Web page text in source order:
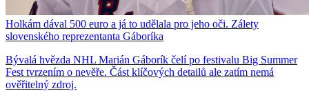
Holkám dával 500 euro a já to udělala pro jeho oči. Zálety
slovenského reprezentanta Gáboríka
Bývalá hvězda NHL Marián Gáborík čelí po festivalu Big Summer
Fest tvrzením o nevěře. Část klíčových detailů ale zatím nemá
ověřitelný zdroj.